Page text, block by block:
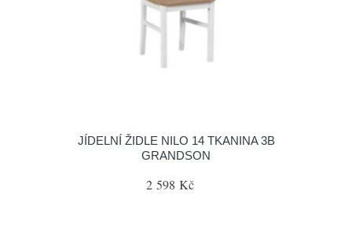
JÍDELNÍ ŽIDLE NILO 14 TKANINA 3B
GRANDSON
2 598 Kč